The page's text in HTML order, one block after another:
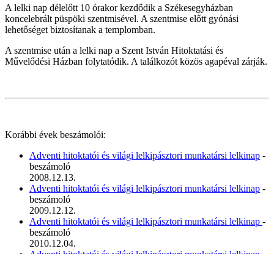
A lelki nap délelőtt 10 órakor kezdődik a Székesegyházban
koncelebrált püspöki szentmisével. A szentmise előtt gyónási
lehetőséget biztosítanak a templomban.
A szentmise után a lelki nap a Szent István Hitoktatási és
Művelődési Házban folytatódik. A találkozót közös agapéval zárják.
Korábbi évek beszámolói:
Adventi hitoktatói és világi lelkipásztori munkatársi lelkinap -
beszámoló
2008.12.13.
Adventi hitoktatói és világi lelkipásztori munkatársi lelkinap -
beszámoló
2009.12.12.
Adventi hitoktatói és világi lelkipásztori munkatársi lelkinap -
beszámoló
2010.12.04.